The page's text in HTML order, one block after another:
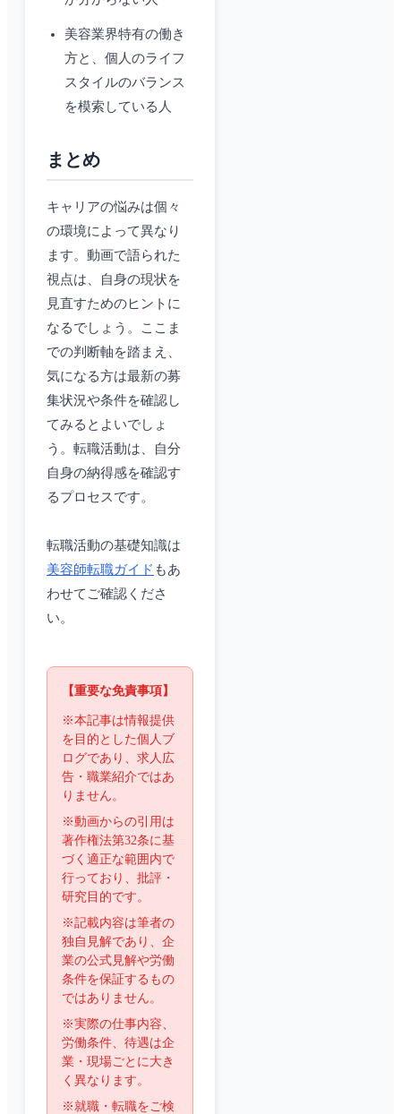
美容業界特有の働き
方と、個人のライフ
スタイルのバランス
を模索している人
まとめ
キャリアの悩みは個々
の環境によって異なり
ます。動画で語られた
視点は、自身の現状を
見直すためのヒントに
なるでしょう。ここま
での判断軸を踏まえ、
気になる方は最新の募
集状況や条件を確認し
てみるとよいでしょ
う。転職活動は、自分
自身の納得感を確認す
るプロセスです。
転職活動の基礎知識は
美容師転職ガイド もあ
わせてご確認くださ
い。
【重要な免責事項】
※本記事は情報提供
を目的とした個人ブ
ログであり、求人広
告・職業紹介ではあ
りません。
※動画からの引用は
著作権法第32条に基
づく適正な範囲内で
行っており、批評・
研究目的です。
※記載内容は筆者の
独自見解であり、企
業の公式見解や労働
条件を保証するもの
ではありません。
※実際の仕事内容、
労働条件、待遇は企
業・現場ごとに大き
く異なります。
※就職・転職をご検